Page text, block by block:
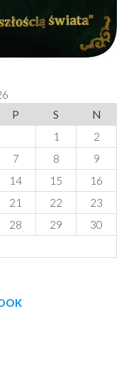
P S
N
1
2
7 8
9
14 15
16
21 22
23
28 29
30